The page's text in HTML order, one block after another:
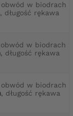
obwód w biodrach
, długość rękawa
w biodrach
, długość rękawa
obwód w biodrach
, długość rękawa